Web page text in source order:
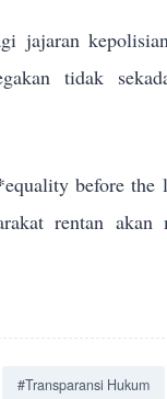
jajaran
tidak
before the
rentan
#Transparansi Hukum